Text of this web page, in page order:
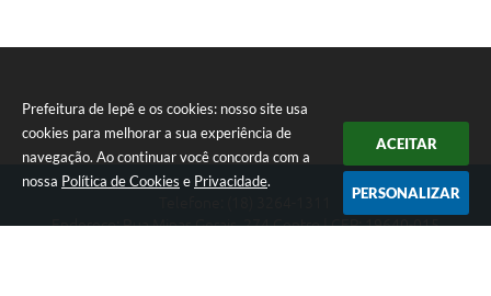
Prefeitura de Iepê e os cookies: nosso site usa
cookies para melhorar a sua experiência de
navegação. Ao continuar você concorda com a
nossa Política de Cookies e Privacidade.
ACEITAR
PERSONALIZAR
Endereço: Rua Minas Gerais, 274 Centro | CEP: 19640-015